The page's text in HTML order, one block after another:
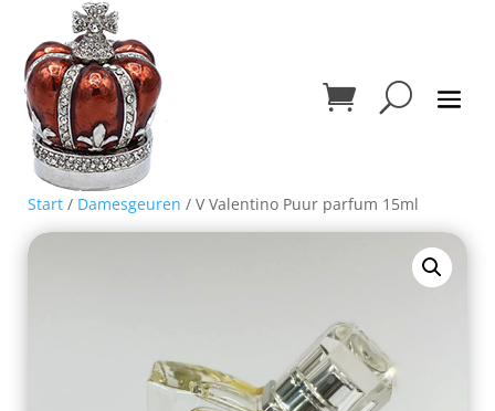
Start / Damesgeuren / V Valentino Puur parfum 15ml